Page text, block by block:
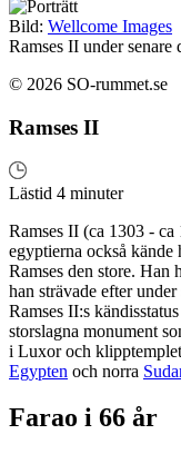
Bild: Wellcome Images
Ramses II under senare
© 2026 SO-rummet.se
Ramses II
Lästid 4 minuter
Ramses II (ca 1303 -
egyptierna också
Ramses den store. Han
han strävade efter
Ramses II:s
storslagna monument
i Luxor och
Egypten och norra
Farao i 66 år